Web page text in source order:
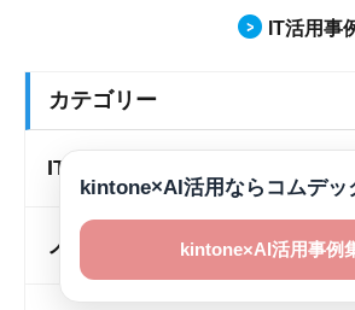
IT活用事
カテゴリー
IT導入補助金
ノウハウ
kintone×AI活用ならコムデッ
kintone×AI活用事例